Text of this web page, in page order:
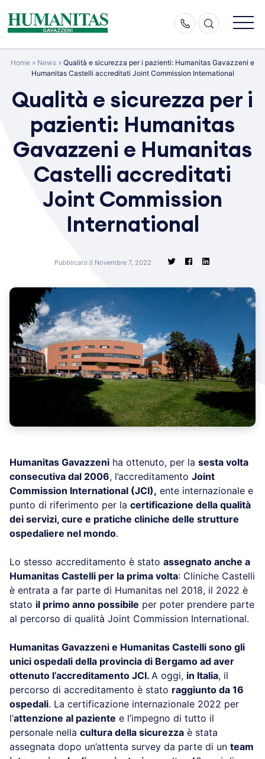
content
Home » News » Qualità e sicurezza per i pazienti: Humanitas Gavazzeni e
Humanitas Castelli accreditati Joint Commission International
Qualità e sicurezza per i
pazienti: Humanitas
Gavazzeni e Humanitas
Castelli accreditati
Joint Commission
International
Pubblicato il Novembre 7, 2022
Humanitas Gavazzeni ha ottenuto, per la sesta volta
consecutiva dal 2006, l’accreditamento Joint
Commission International (JCI), ente internazionale e
punto di riferimento per la certificazione della qualità
dei servizi, cure e pratiche cliniche delle strutture
ospedaliere nel mondo.
Lo stesso accreditamento è stato assegnato anche a
Humanitas Castelli per la prima volta: Cliniche Castelli
è entrata a far parte di Humanitas nel 2018, il 2022 è
stato il primo anno possibile per poter prendere parte
al percorso di qualità Joint Commission International.
Humanitas Gavazzeni e Humanitas Castelli sono gli
unici ospedali della provincia di Bergamo ad aver
ottenuto l’accreditamento JCI. A oggi, in Italia, il
percorso di accreditamento è stato raggiunto da 16
ospedali. La certificazione internazionale 2022 per
l’attenzione al paziente e l’impegno di tutto il
personale nella cultura della sicurezza è stata
assegnata dopo un’attenta survey da parte di un team